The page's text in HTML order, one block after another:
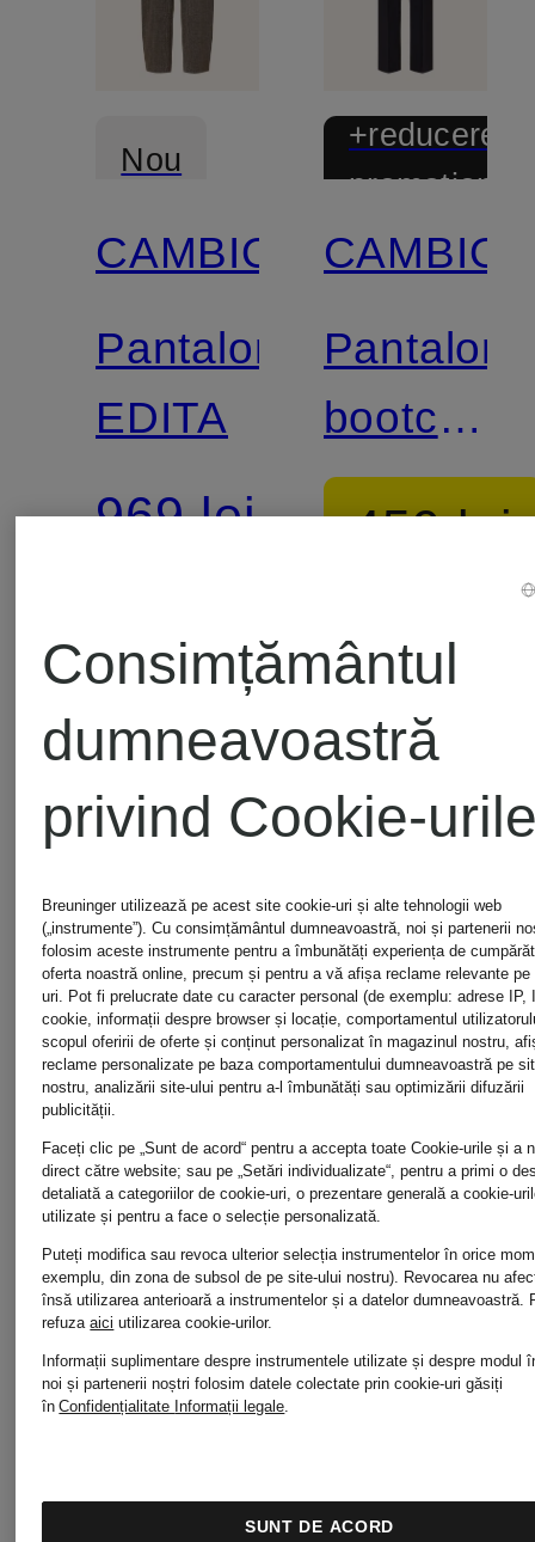
Nou
CAMBIO
Pantaloni
EDITA
969 lei
+reducere
CAMBIO
Pantaloni
bootcut
FARAH
459 lei
Cel mai
869 lei
Nou
CAMBIO
Pantaloni
CAMBIO
ODELE
Consimțământul
dumneavoastră
privind Cookie-
Breuninger utilizează pe acest site cookie-uri și alte tehnologii web
(„instrumente”). Cu consimțământul dumneavoastră, noi și partenerii
folosim aceste instrumente pentru a îmbunătăți experiența de
oferta noastră online, precum și pentru a vă afișa reclame relevante
uri. Pot fi prelucrate date cu caracter personal (de exemplu: adrese IP,
cookie, informații despre browser și locație, comportamentul
scopul oferirii de oferte și conținut personalizat în magazinul nostru,
reclame personalizate pe baza comportamentului dumneavoastră pe
nostru, analizării site-ului pentru a-l îmbunătăți sau optimizării difuzării
publicității.
Faceți clic pe „Sunt de acord“ pentru a accepta toate Cookie-urile și a
direct către website; sau pe „Setări individualizate“, pentru a primi o
detaliată a categoriilor de cookie-uri, o prezentare generală a cookie-
utilizate și pentru a face o selecție personalizată.
Puteți modifica sau revoca ulterior selecția instrumentelor în orice
exemplu, din zona de subsol de pe site-ului nostru). Revocarea nu
însă utilizarea anterioară a instrumentelor și a datelor dumneavoastră.
refuzaaici utilizarea cookie-urilor.
Informații suplimentare despre instrumentele utilizate și despre modul
noi și partenerii noștri folosim datele colectate prin cookie-uri găsiți
înConfidențialitate Informații legale.
SUNT DE ACORD